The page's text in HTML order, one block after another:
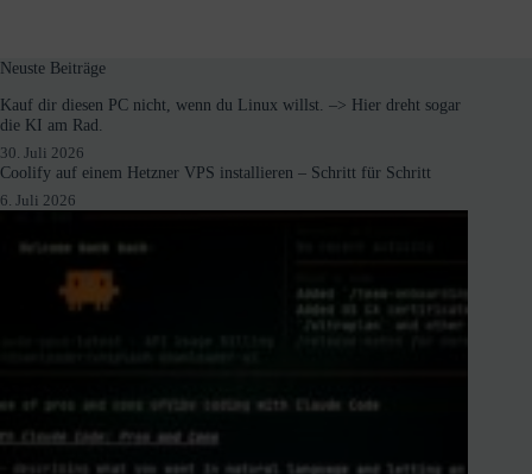
Neuste Beiträge
Kauf dir diesen PC nicht, wenn du Linux willst. –> Hier dreht sogar
die KI am Rad.
30. Juli 2026
Coolify auf einem Hetzner VPS installieren – Schritt für Schritt
6. Juli 2026